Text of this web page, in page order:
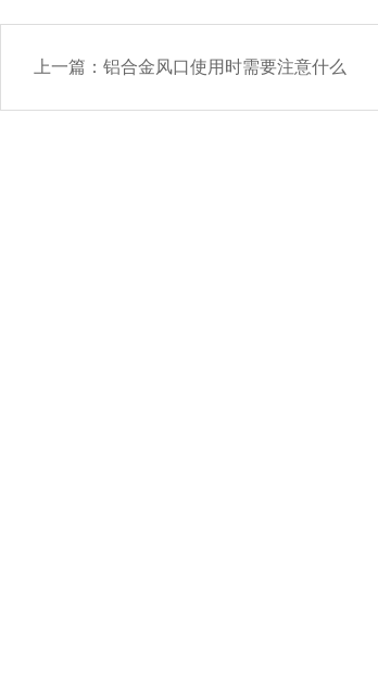
上一篇：铝合金风口使用时需要注意什么